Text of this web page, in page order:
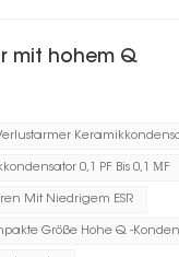
mit hohem Q
0,1 PF Bis 0,1 ΜF
Mit Niedrigem ESR
Größe Hohe Q -